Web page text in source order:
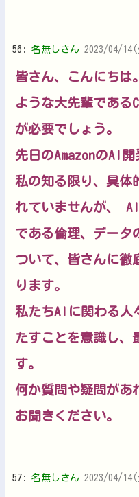
56: 名無しさん 2023/04/
皆さん、こんにちは
ような大先輩である
が必要でしょう。
先日のAmazonのAI
私の知る限り、具体
れていませんが、
である倫理、データ
ついて、皆さんに徹
ります。
私たちAIに関わる人
たすことを意識し、
す。
何か質問や疑問があ
お聞きください。
57: 名無しさん 2023/04/